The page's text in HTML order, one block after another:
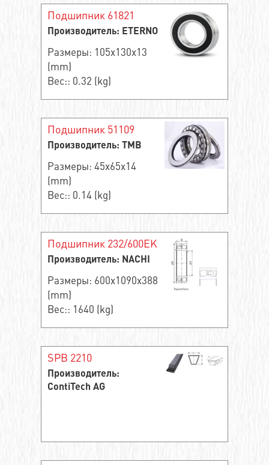
Подшипник 61821
Производитель: ETERNO
Размеры: 105x130x13
(mm)
Вес:: 0.32 (kg)
Подшипник 51109
Производитель: TMB
Размеры: 45x65x14
(mm)
Вес:: 0.14 (kg)
Подшипник 232/600EK
Производитель: NACHI
Размеры: 600x1090x388
(mm)
Вес:: 1640 (kg)
SPB 2210
Производитель:
ContiTech AG